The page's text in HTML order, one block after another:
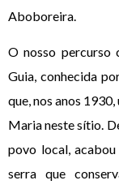
Aboboreira.
O nosso percurso
Guia, conhecida
que, nos anos
Maria neste sítio.
povo local,
serra que